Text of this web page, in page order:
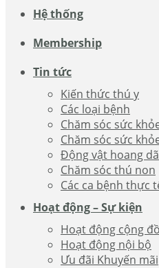
Hệ thống
Membership
Tin tức
Kiến thức thú y
Các loại bệnh
Chăm sóc sức
Chăm sóc sức
Động vật hoang dã
Chăm sóc thú non
Các ca bệnh thực
Hoạt động – Sự kiện
Hoạt động cộng
Hoạt động nội bộ
Ưu đãi Khuyến mãi